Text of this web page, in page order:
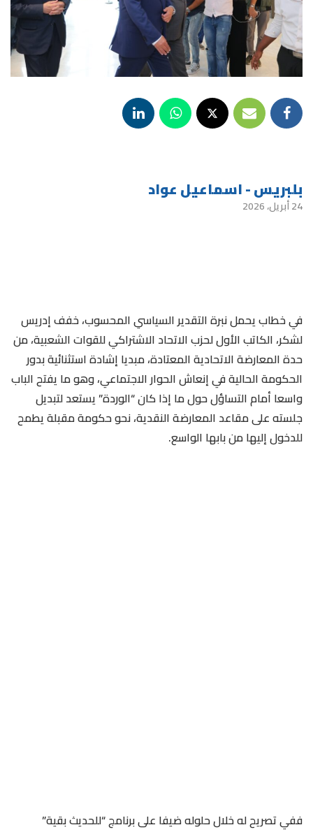
بلبريس - اسماعيل عواد
24 أبريل، 2026
في خطاب يحمل نبرة التقدير السياسي المحسوب، خفف إدريس
لشكر، الكاتب الأول لحزب الاتحاد الاشتراكي للقوات الشعبية، من
حدة المعارضة الاتحادية المعتادة، مبديا إشادة استثنائية بدور
الحكومة الحالية في إنعاش الحوار الاجتماعي، وهو ما يفتح الباب
واسعا أمام التساؤل حول ما إذا كان “الوردة” يستعد لتبديل
جلسته على مقاعد المعارضة النقدية، نحو حكومة مقبلة يطمح
للدخول إليها من بابها الواسع.
ففي تصريح له خلال حلوله ضيفا على برنامج “للحديث بقية”